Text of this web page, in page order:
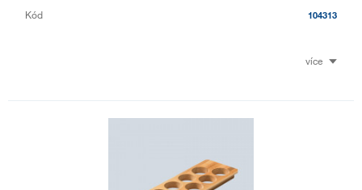
Kód 104313
více